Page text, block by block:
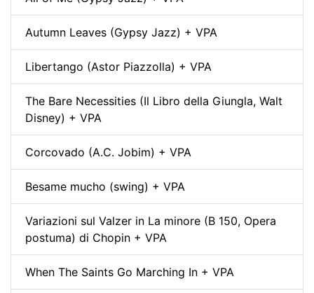
Autumn Leaves (Gypsy Jazz) + VPA
Libertango (Astor Piazzolla) + VPA
The Bare Necessities (Il Libro della Giungla, Walt
Disney) + VPA
Corcovado (A.C. Jobim) + VPA
Besame mucho (swing) + VPA
Variazioni sul Valzer in La minore (B 150, Opera
postuma) di Chopin + VPA
When The Saints Go Marching In + VPA